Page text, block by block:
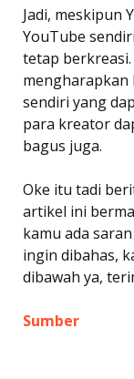
Jadi, meskipun
YouTube
tetap
mengharapkan
sendiri yang
para kreator
bagus juga.
Oke itu tadi
artikel ini
kamu ada
ingin dibahas,
dibawah ya,
Sumber